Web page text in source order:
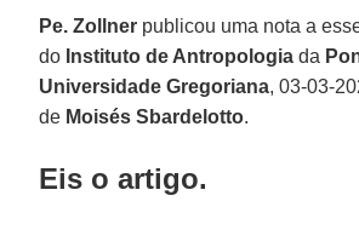
Pe. Zollner publicou uma nota a
do Instituto de Antropologia da
Universidade Gregoriana, 03-03-
de Moisés Sbardelotto.
Eis o artigo.